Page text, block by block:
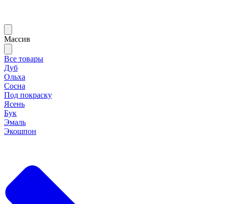
Массив
Все товары
Дуб
Ольха
Сосна
Под покраску
Ясень
Бук
Эмаль
Экошпон